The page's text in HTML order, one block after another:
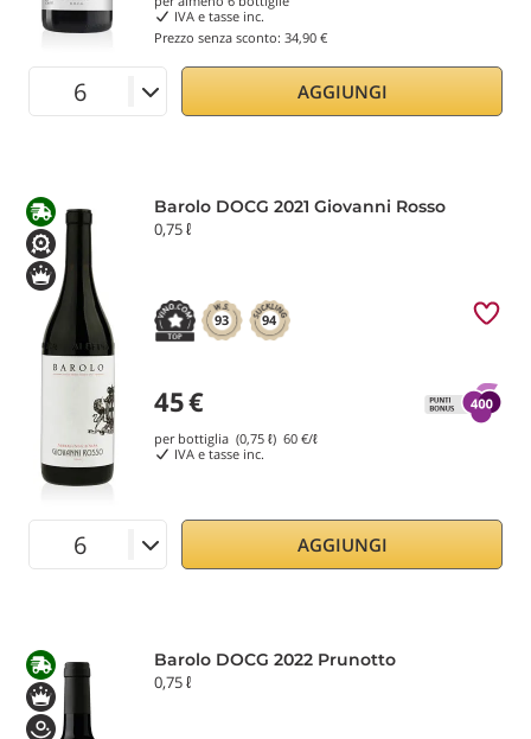
IVA e tasse inc.
Prezzo senza sconto: 34,90 €
AGGIUNGI
Barolo DOCG 2021 Giovanni Rosso
0,75 ℓ
93 94
45€
per bottiglia (0,75 ℓ) 60 €/ℓ
IVA e tasse inc.
AGGIUNGI
Barolo DOCG 2022 Prunotto
0,75 ℓ